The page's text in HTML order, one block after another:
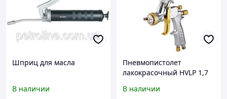
Шприц для масла
В наличии
Пневмопистолет
лакокрасочный HVLP 1,7
В наличии